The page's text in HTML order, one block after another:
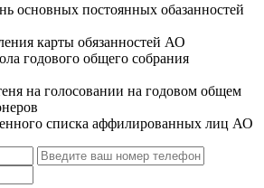
основных постоянных обазанностей
карты обязанностей АО
годового общего собрания
на голосовании на годовом общем
списка аффилированных лиц АО